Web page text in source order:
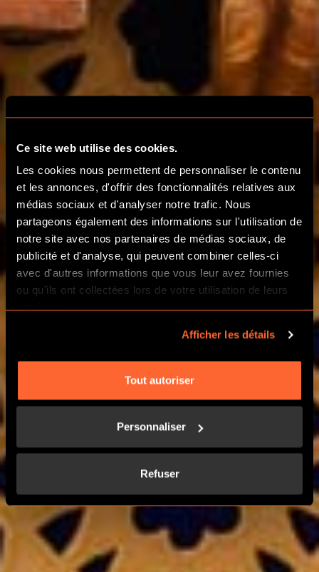
Ce site web utilise des cookies.
Les cookies nous permettent de personnaliser le contenu
et les annonces, d'offrir des fonctionnalités relatives aux
médias sociaux et d'analyser notre trafic. Nous
partageons également des informations sur l'utilisation de
notre site avec nos partenaires de médias sociaux, de
publicité et d'analyse, qui peuvent combiner celles-ci
avec d'autres informations que vous leur avez fournies
ou qu'ils ont collectées lors de votre utilisation de leurs
services.
Afficher les détails
Tout autoriser
Personnaliser
Refuser
ESCAPE GAME À
PARIS
ESCAPE GAME IMMERSIFS
COMMENT ÇA MARCHE ?